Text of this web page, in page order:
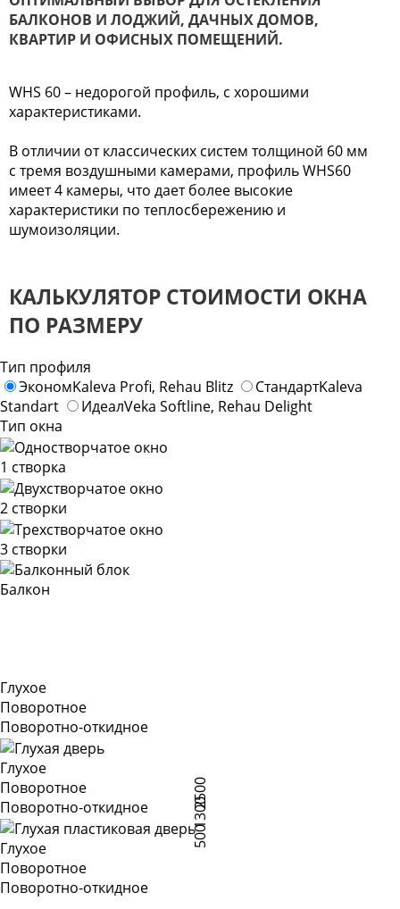
БАЛКОНОВ И ЛОДЖИЙ, ДАЧНЫХ ДОМОВ,
КВАРТИР И ОФИСНЫХ ПОМЕЩЕНИЙ.
WHS 60 – недорогой профиль, с хорошими
характеристиками.
В отличии от классических систем толщиной 60 мм
с тремя воздушными камерами, профиль WHS60
имеет 4 камеры, что дает более высокие
характеристики по теплосбережению и
шумоизоляции.
КАЛЬКУЛЯТОР СТОИМОСТИ ОКНА
ПО РАЗМЕРУ
Тип профиля
ЭкономKaleva Profi, Rehau Blitz СтандартKaleva
Standart
ИдеалVeka Softline, Rehau Delight
Тип окна
1 створка
2 створки
3 створки
Балкон
2500
1300
500
Глухое
Поворотное
Поворотно-откидное
Глухое
Поворотное
Поворотно-откидное
Глухое
Поворотное
Поворотно-откидное